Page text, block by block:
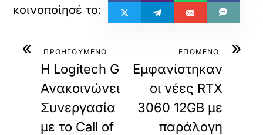
« ΠΡΟΗΓΟΥΜΕΝΟ
Η Logitech G
Ανακοινώνει
Συνεργασία
με το Call of
»
ΕΠΟΜΕΝΟ
Εμφανίστηκαν
οι νέες RTX
3060 12GB με
παράλογη